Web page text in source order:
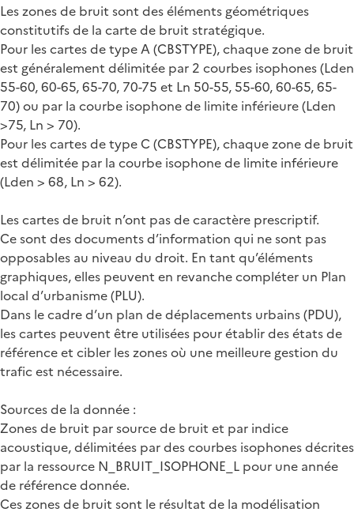
Les zones de bruit sont des éléments géométriques
constitutifs de la carte de bruit stratégique.
Pour les cartes de type A (CBSTYPE), chaque zone de bruit
est généralement délimitée par 2 courbes isophones (Lden
55-60, 60-65, 65-70, 70-75 et Ln 50-55, 55-60, 60-65, 65-
70) ou par la courbe isophone de limite inférieure (Lden
>75, Ln > 70).
Pour les cartes de type C (CBSTYPE), chaque zone de bruit
est délimitée par la courbe isophone de limite inférieure
(Lden > 68, Ln > 62).
Les cartes de bruit n’ont pas de caractère prescriptif.
Ce sont des documents d’information qui ne sont pas
opposables au niveau du droit. En tant qu’éléments
graphiques, elles peuvent en revanche compléter un Plan
local d’urbanisme (PLU).
Dans le cadre d’un plan de déplacements urbains (PDU),
les cartes peuvent être utilisées pour établir des états de
référence et cibler les zones où une meilleure gestion du
trafic est nécessaire.
Sources de la donnée :
Zones de bruit par source de bruit et par indice
acoustique, délimitées par des courbes isophones décrites
par la ressource N_BRUIT_ISOPHONE_L pour une année
de référence donnée.
Ces zones de bruit sont le résultat de la modélisation